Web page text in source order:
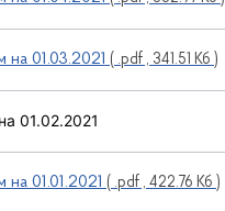
на 01.03.2021 ( .pdf , 341.51 Кб )
01.02.2021
на 01.01.2021 ( .pdf , 422.76 Кб )